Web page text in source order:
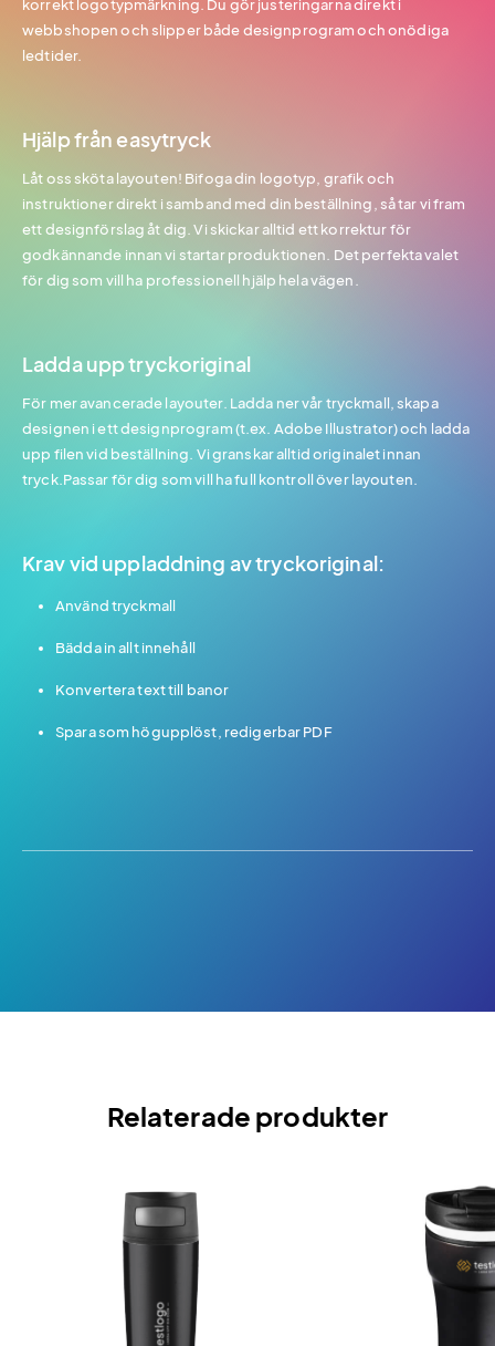
korrekt logotypmärkning. Du gör justeringarna direkt i
webbshopen och slipper både designprogram och onödiga
ledtider.
Hjälp från easytryck
Låt oss sköta layouten! Bifoga din logotyp, grafik och
instruktioner direkt i samband med din beställning, så tar vi fram
ett designförslag åt dig. Vi skickar alltid ett korrektur för
godkännande innan vi startar produktionen. Det perfekta valet
för dig som vill ha professionell hjälp hela vägen.
Ladda upp tryckoriginal
För mer avancerade layouter. Ladda ner vår tryckmall, skapa
designen i ett designprogram (t.ex. Adobe Illustrator) och ladda
upp filen vid beställning. Vi granskar alltid originalet innan
tryck.Passar för dig som vill ha full kontroll över layouten.
Krav vid uppladdning av tryckoriginal:
Använd tryckmall
Bädda in allt innehåll
Konvertera text till banor
Spara som högupplöst, redigerbar PDF
Relaterade produkter